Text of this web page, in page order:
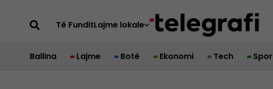
Të FunditLajme lokale
Ballina Lajme Botë Ekonomi Tech